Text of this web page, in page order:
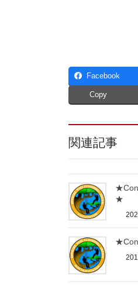
Facebook
Copy
関連記事
★